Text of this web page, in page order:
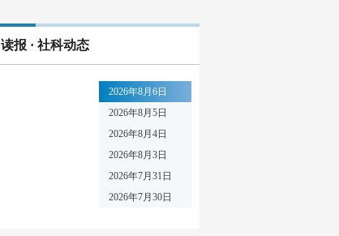
读报 · 社科动态
2026年8月6日
2026年8月5日
2026年8月4日
2026年8月3日
2026年7月31日
2026年7月30日